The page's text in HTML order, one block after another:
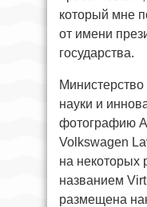
который мне
от имени
государства.
науки и
фотографию
Volkswagen
на некоторых
названием
размещена